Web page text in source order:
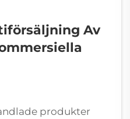
Av
produkter